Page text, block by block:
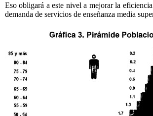
Eso obligará a este nivel a mejorar la
demanda de servicios de enseñanza media